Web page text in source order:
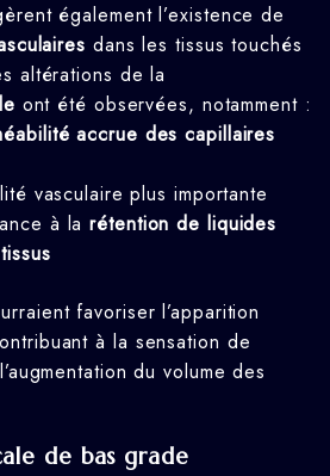
également l’existence de
dans les tissus touchés
altérations de la
ont été observées, notamment :
accrue des capillaires
vasculaire plus importante
à larétention de liquides
favoriser l’apparition
à la sensation de
du volume des
de bas grade